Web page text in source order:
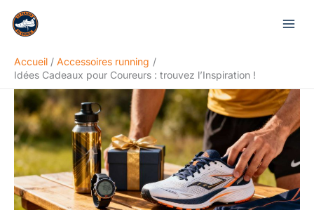
Accueil
Accessoires running
Idées Cadeaux pour Coureurs : trouvez l’Inspiration !
Rechercher